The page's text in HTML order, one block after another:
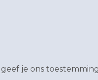
je ons